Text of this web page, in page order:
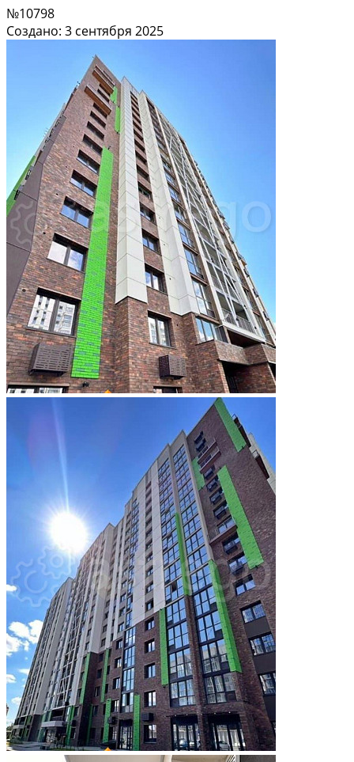
№10798
Создано: 3 сентября 2025